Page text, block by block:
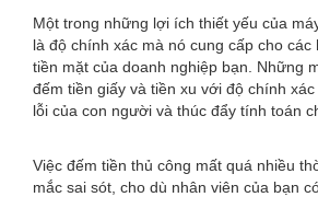
Một trong những lợi ích thiết yếu của
là độ chính xác mà nó cung cấp cho các
tiền mặt của doanh nghiệp bạn. Những
đếm tiền giấy và tiền xu với độ chính
lỗi của con người và thúc đẩy tính toán
Việc đếm tiền thủ công mất quá nhiều
mắc sai sót, cho dù nhân viên của bạn